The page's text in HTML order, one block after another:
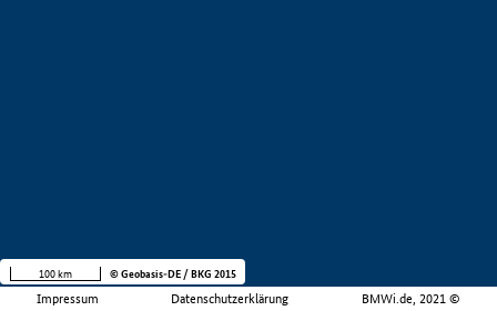
Impressum Datenschutzerklärung BMWi.de, 2021 ©
100 km © Geobasis-DE / BKG 2015